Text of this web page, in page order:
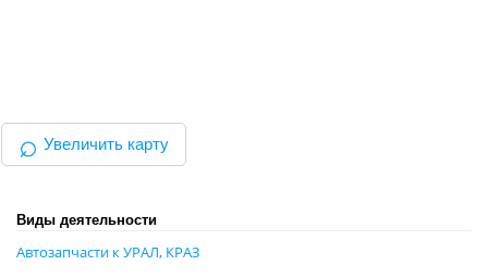
⌕ Увеличить карту
Виды деятельности
Автозапчасти к УРАЛ, КРАЗ